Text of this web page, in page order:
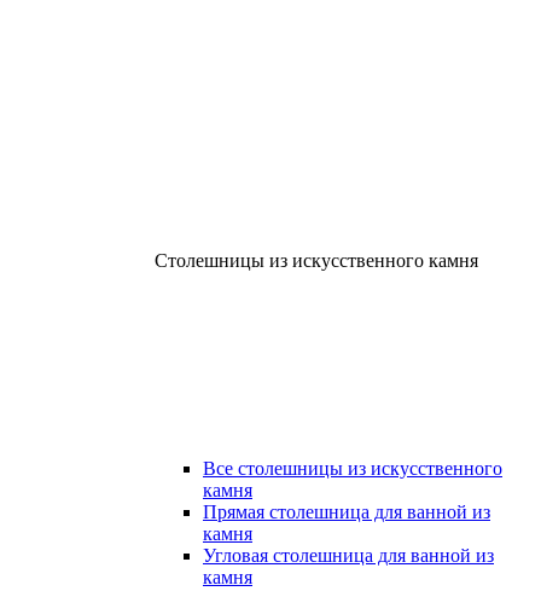
Столешницы из искусственного камня
Все столешницы из искусственного
камня
Прямая столешница для ванной из
камня
Угловая столешница для ванной из
камня